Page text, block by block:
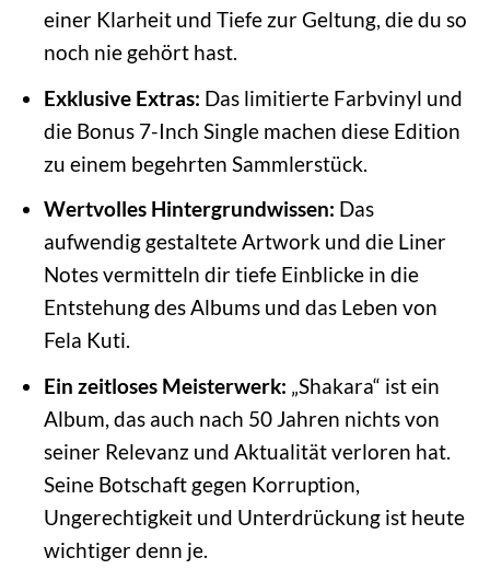
einer Klarheit und Tiefe zur Geltung, die du so
noch nie gehört hast.
Exklusive Extras: Das limitierte Farbvinyl und
die Bonus 7-Inch Single machen diese Edition
zu einem begehrten Sammlerstück.
Wertvolles Hintergrundwissen: Das
aufwendig gestaltete Artwork und die Liner
Notes vermitteln dir tiefe Einblicke in die
Entstehung des Albums und das Leben von
Fela Kuti.
Ein zeitloses Meisterwerk: „Shakara“ ist ein
Album, das auch nach 50 Jahren nichts von
seiner Relevanz und Aktualität verloren hat.
Seine Botschaft gegen Korruption,
Ungerechtigkeit und Unterdrückung ist heute
wichtiger denn je.